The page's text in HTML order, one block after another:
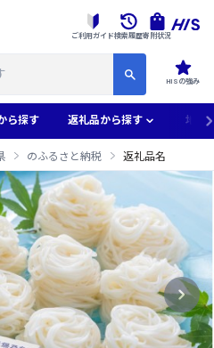
HISの強み
ご利用ガイド検索履歴寄附状況
ら探す 返礼品から探す 地域
のふるさと納税 返礼品名